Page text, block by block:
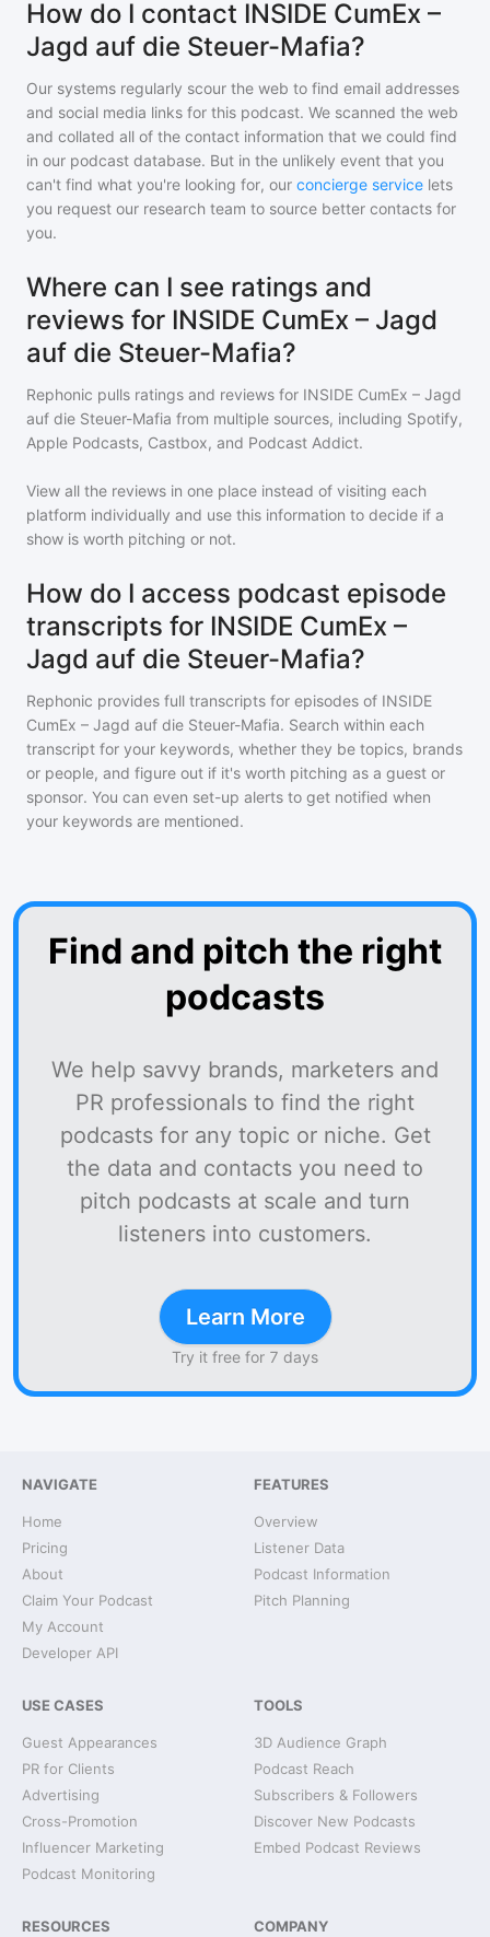
How do I contact INSIDE CumEx –
Jagd auf die Steuer-Mafia?
Our systems regularly scour the web to find email addresses
and social media links for this podcast. We scanned the web
and collated all of the contact information that we could find
in our podcast database. But in the unlikely event that you
can't find what you're looking for, our concierge service lets
you request our research team to source better contacts for
you.
Where can I see ratings and
reviews for INSIDE CumEx – Jagd
auf die Steuer-Mafia?
Rephonic pulls ratings and reviews for INSIDE CumEx – Jagd
auf die Steuer-Mafia from multiple sources, including Spotify,
Apple Podcasts, Castbox, and Podcast Addict.
View all the reviews in one place instead of visiting each
platform individually and use this information to decide if a
show is worth pitching or not.
How do I access podcast episode
transcripts for INSIDE CumEx –
Jagd auf die Steuer-Mafia?
Rephonic provides full transcripts for episodes of INSIDE
CumEx – Jagd auf die Steuer-Mafia. Search within each
transcript for your keywords, whether they be topics, brands
or people, and figure out if it's worth pitching as a guest or
sponsor. You can even set-up alerts to get notified when
your keywords are mentioned.
Find and pitch the right
podcasts
We help savvy brands, marketers and
PR professionals to find the right
podcasts for any topic or niche. Get
the data and contacts you need to
pitch podcasts at scale and turn
listeners into customers.
Learn More
Try it free for 7 days
NAVIGATE
Home
Pricing
About
Claim Your Podcast
My Account
Developer API
FEATURES
Overview
Listener Data
Podcast Information
Pitch Planning
USE CASES
Guest Appearances
PR for Clients
Advertising
Cross-Promotion
Influencer Marketing
Podcast Monitoring
TOOLS
3D Audience Graph
Podcast Reach
Subscribers & Followers
Discover New Podcasts
Embed Podcast Reviews
RESOURCES COMPANY